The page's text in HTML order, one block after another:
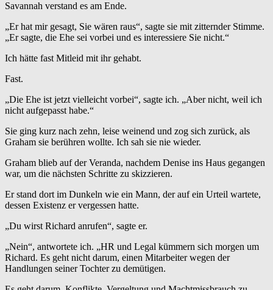
Savannah verstand es am Ende.
„Er hat mir gesagt, Sie wären raus“, sagte sie mit zitternder Stimme.
„Er sagte, die Ehe sei vorbei und es interessiere Sie nicht.“
Ich hätte fast Mitleid mit ihr gehabt.
Fast.
„Die Ehe ist jetzt vielleicht vorbei“, sagte ich. „Aber nicht, weil ich
nicht aufgepasst habe.“
Sie ging kurz nach zehn, leise weinend und zog sich zurück, als
Graham sie berühren wollte. Ich sah sie nie wieder.
Graham blieb auf der Veranda, nachdem Denise ins Haus gegangen
war, um die nächsten Schritte zu skizzieren.
Er stand dort im Dunkeln wie ein Mann, der auf ein Urteil wartete,
dessen Existenz er vergessen hatte.
„Du wirst Richard anrufen“, sagte er.
„Nein“, antwortete ich. „HR und Legal kümmern sich morgen um
Richard. Es geht nicht darum, einen Mitarbeiter wegen der
Handlungen seiner Tochter zu demütigen.